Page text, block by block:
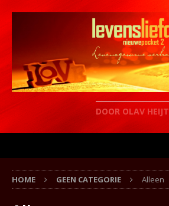
DOOR OLAV HEIJT
HOME GEEN CATEGORIE Alleen